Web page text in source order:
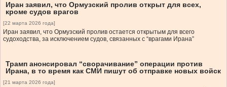
Иран заявил, что Ормузский пролив открыт для всех,
кроме судов врагов
[22 марта 2026 года]
Иран заявил, что Ормузский пролив остается открытым для всего
судоходства, за исключением судов, связанных с “врагами Ирана”
Трамп анонсировал “сворачивание” операции против
Ирана, в то время как СМИ пишут об отправке новых войск
[21 марта 2026 года]